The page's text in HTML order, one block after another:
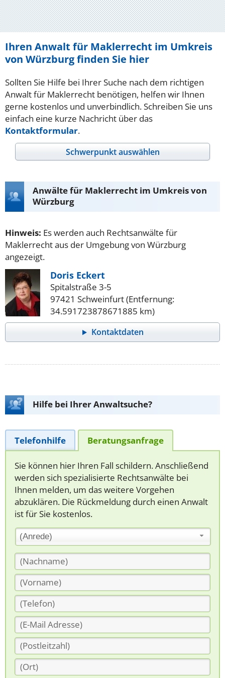
Ihren Anwalt für Maklerrecht im Umkreis
von Würzburg finden Sie hier
Sollten Sie Hilfe bei Ihrer Suche nach dem richtigen
Anwalt für Maklerrecht benötigen, helfen wir Ihnen
gerne kostenlos und unverbindlich. Schreiben Sie uns
einfach eine kurze Nachricht über das
Kontaktformular.
Schwerpunkt auswählen
Anwälte für Maklerrecht im Umkreis von
Würzburg
Hinweis: Es werden auch Rechtsanwälte für
Maklerrecht aus der Umgebung von Würzburg
angezeigt.
Doris Eckert
Spitalstraße 3-5
97421 Schweinfurt (Entfernung:
34.591723878671885 km)
Kontaktdaten
Hilfe bei Ihrer Anwaltsuche?
Telefonhilfe Beratungsanfrage
Sie können hier Ihren Fall schildern. Anschließend
werden sich spezialisierte Rechtsanwälte bei
Ihnen melden, um das weitere Vorgehen
abzuklären. Die Rückmeldung durch einen Anwalt
ist für Sie kostenlos.
(Anrede)